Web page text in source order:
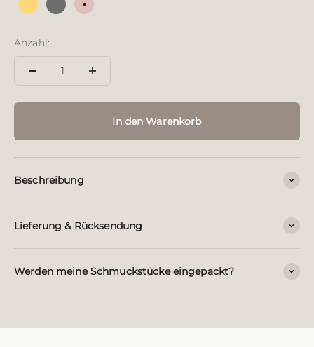
18 Karat vergoldetes Silber
Sterlingsilber rutheniert
18 Karat rosévergoldet
Anzahl:
In den Warenkorb
Beschreibung
Lieferung & Rücksendung
Werden meine Schmuckstücke eingepackt?